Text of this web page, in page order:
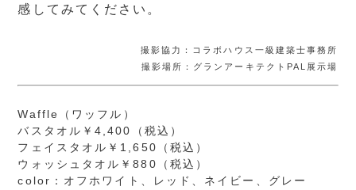
感してみてください。
撮影協力：コラボハウス一級建築士事務所
撮影場所：グランアーキテクトPAL展示場
Waffle（ワッフル）
バスタオル￥4,400（税込）
フェイスタオル￥1,650（税込）
ウォッシュタオル￥880（税込）
color：オフホワイト、レッド、ネイビー、グレー